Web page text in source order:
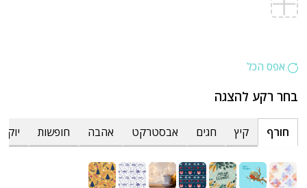
אפס הכל
בחר רקע להצגה
חורף קיץ חגים אבסטרקט אהבה חופשות